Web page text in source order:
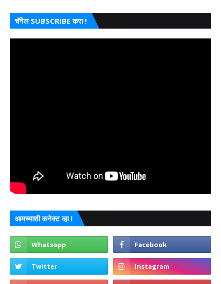
चॅनेल SUBSCRIBE करा !
आमच्याशी कनेक्ट व्हा !